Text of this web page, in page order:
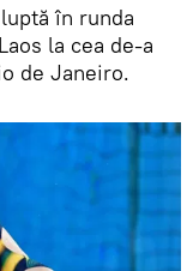
în runda
la cea de-a
de Janeiro.